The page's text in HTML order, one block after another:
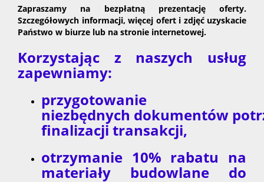
Zapraszamy na bezpłatną prezentację oferty.
Szczegółowych informacji, więcej ofert i zdjęć uzyskacie
Państwo w biurze lub na stronie internetowej.
Korzystając z naszych usług
zapewniamy:
przygotowanie
niezbędnych dokumentów
finalizacji transakcji,
otrzymanie 10% rabatu na
materiały budowlane do